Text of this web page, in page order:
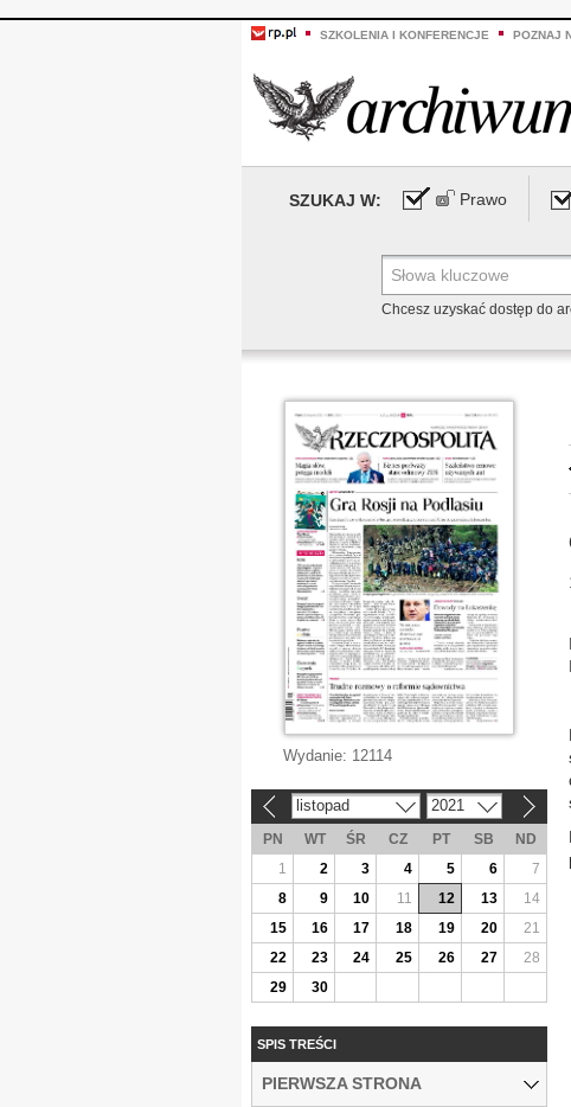
SZKOLENIA I KONFERENCJE POZNAJ
SZUKAJ W: Prawo
Chcesz uzyskać dostęp do
Wydanie: 12114
listopad 2021
PN WT ŚR CZ PT SB
ND
1
2 3 4 5 6
7
8
9 10 11 12 13
14
15
16 17 18 19 20
21
22
23 24 25 26 27
28
29
30
SPIS TREŚCI
PIERWSZA STRONA